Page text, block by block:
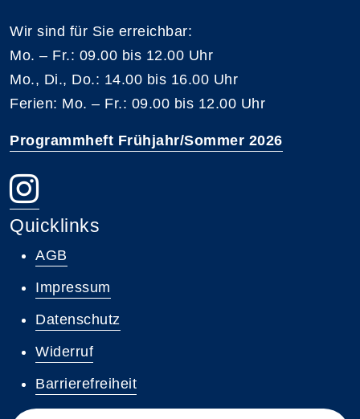
Wir sind für Sie erreichbar:
Mo. – Fr.: 09.00 bis 12.00 Uhr
Mo., Di., Do.: 14.00 bis 16.00 Uhr
Ferien: Mo. – Fr.: 09.00 bis 12.00 Uhr
Programmheft Frühjahr/Sommer 2026
Quicklinks
AGB
Impressum
Datenschutz
Widerruf
Barrierefreiheit